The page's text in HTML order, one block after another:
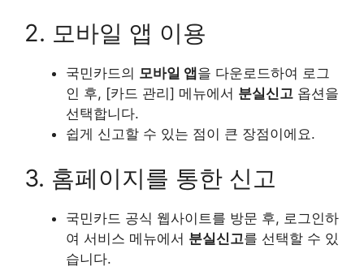
2. 모바일 앱 이용
국민카드의 모바일 앱을 다운로드하여 로그
인 후, [카드 관리] 메뉴에서 분실신고 옵션을
선택합니다.
쉽게 신고할 수 있는 점이 큰 장점이에요.
3. 홈페이지를 통한 신고
국민카드 공식 웹사이트를 방문 후, 로그인하
여 서비스 메뉴에서 분실신고를 선택할 수 있
습니다.